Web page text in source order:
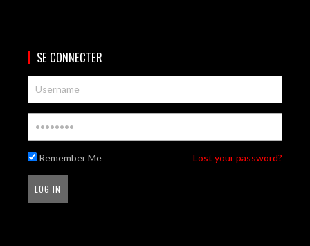
SE CONNECTER
Remember Me Lost your password?